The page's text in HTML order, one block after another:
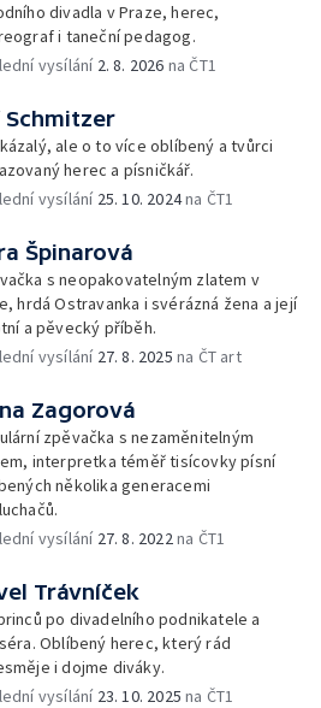
divadla v Praze, herec,
i taneční pedagog.
vysílání 2. 8. 2026 na ČT1
Schmitzer
ale o to více oblíbený a tvůrci
herec a písničkář.
vysílání 25. 10. 2024na ČT1
Špinarová
s neopakovatelným zlatem v
hrdá Ostravanka i svérázná žena a její
a pěvecký příběh.
vysílání 27. 8. 2025 na ČT art
Zagorová
zpěvačka s nezaměnitelným
interpretka téměř tisícovky písní
několika generacemi
vysílání 27. 8. 2022na ČT1
Trávníček
po divadelního podnikatele a
Oblíbený herec, který rád
i dojme diváky.
vysílání 23. 10. 2025 na ČT1